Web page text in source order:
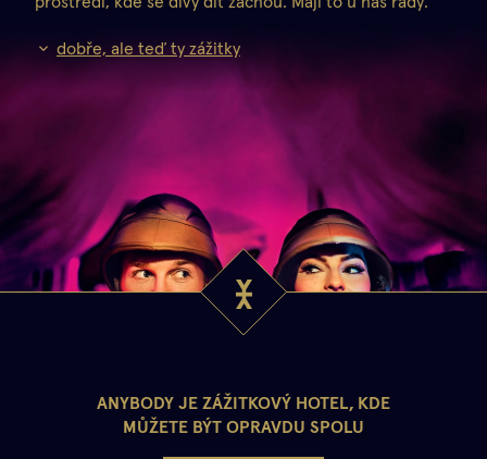
dobře, ale teď ty zážitky
ANYBODY JE ZÁŽITKOVÝ HOTEL, KDE
MŮŽETE BÝT OPRAVDU SPOLU